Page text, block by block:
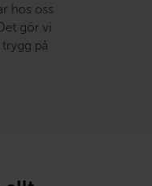
hos oss
gör vi
på